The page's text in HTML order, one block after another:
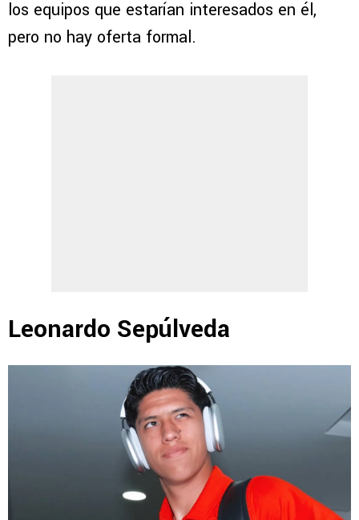
los equipos que estarían interesados en él,
pero no hay oferta formal.
Leonardo Sepúlveda